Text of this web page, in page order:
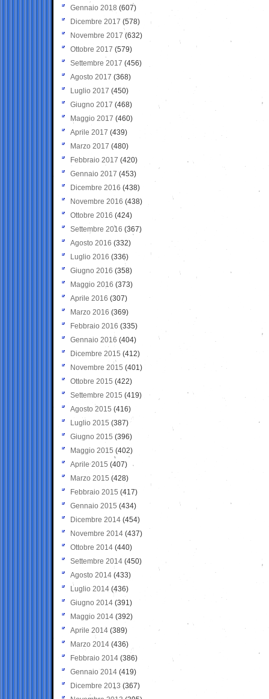
Gennaio 2018 (607)
Dicembre 2017 (578)
Novembre 2017 (632)
Ottobre 2017 (579)
Settembre 2017 (456)
Agosto 2017 (368)
Luglio 2017 (450)
Giugno 2017 (468)
Maggio 2017 (460)
Aprile 2017 (439)
Marzo 2017 (480)
Febbraio 2017 (420)
Gennaio 2017 (453)
Dicembre 2016 (438)
Novembre 2016 (438)
Ottobre 2016 (424)
Settembre 2016 (367)
Agosto 2016 (332)
Luglio 2016 (336)
Giugno 2016 (358)
Maggio 2016 (373)
Aprile 2016 (307)
Marzo 2016 (369)
Febbraio 2016 (335)
Gennaio 2016 (404)
Dicembre 2015 (412)
Novembre 2015 (401)
Ottobre 2015 (422)
Settembre 2015 (419)
Agosto 2015 (416)
Luglio 2015 (387)
Giugno 2015 (396)
Maggio 2015 (402)
Aprile 2015 (407)
Marzo 2015 (428)
Febbraio 2015 (417)
Gennaio 2015 (434)
Dicembre 2014 (454)
Novembre 2014 (437)
Ottobre 2014 (440)
Settembre 2014 (450)
Agosto 2014 (433)
Luglio 2014 (436)
Giugno 2014 (391)
Maggio 2014 (392)
Aprile 2014 (389)
Marzo 2014 (436)
Febbraio 2014 (386)
Gennaio 2014 (419)
Dicembre 2013 (367)